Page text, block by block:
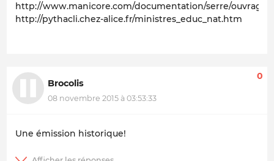
http://www.manicore.com/documentation/serre/
http://pythacli.chez-alice.fr/ministres_educ_nat.htm
Brocolis
08 novembre 2015 à 03:53:33
0
Une émission historique!